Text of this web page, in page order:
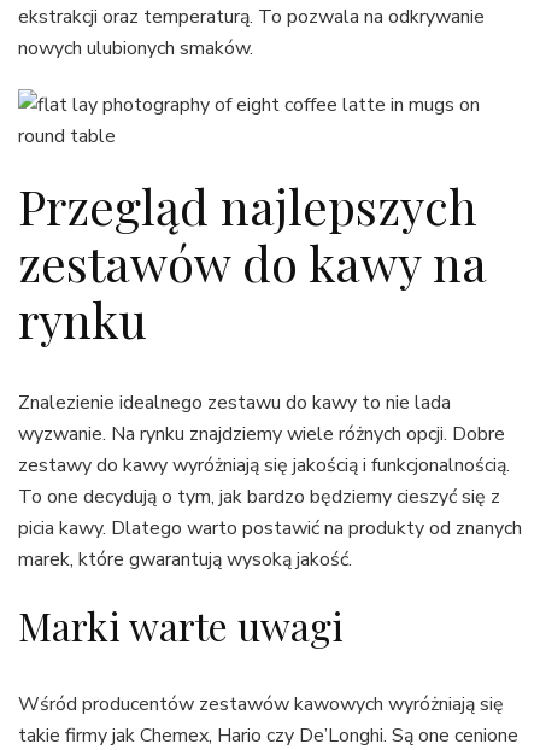
ekstrakcji oraz temperaturą. To pozwala na odkrywanie
nowych ulubionych smaków.
Przegląd najlepszych
zestawów do kawy na
rynku
Znalezienie idealnego zestawu do kawy to nie lada
wyzwanie. Na rynku znajdziemy wiele różnych opcji. Dobre
zestawy do kawy wyróżniają się jakością i funkcjonalnością.
To one decydują o tym, jak bardzo będziemy cieszyć się z
picia kawy. Dlatego warto postawić na produkty od znanych
marek, które gwarantują wysoką jakość.
Marki warte uwagi
Wśród producentów zestawów kawowych wyróżniają się
takie firmy jak Chemex, Hario czy De’Longhi. Są one cenione